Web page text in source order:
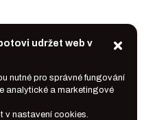
udržet web v
nutné pro správné fungování
analytické a marketingové
v nastavení cookies.